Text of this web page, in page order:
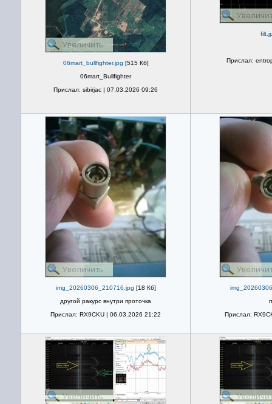
06mart_bullfighter.jpg [515 Кб]
06mart_Bullfighter
Прислал: sibirjac | 07.03.2026 09:26
Прислал:
img_20260306_210716.jpg [18 Кб]
другой ракурс внутри проточка
Прислал: RX9CKU | 06.03.2026 21:22
Прислал: